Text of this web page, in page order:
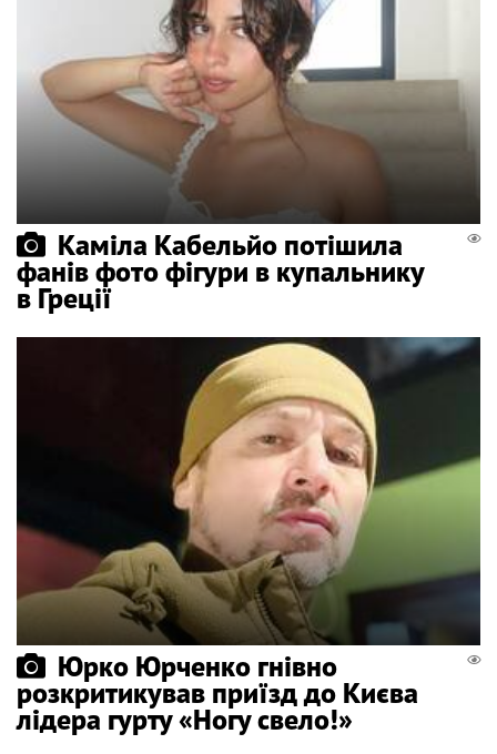
Каміла Кабельйо потішила
фанів фото фігури в купальнику
в Греції
Юрко Юрченко гнівно
розкритикував приїзд до Києва
лідера гурту «Ногу свело!»